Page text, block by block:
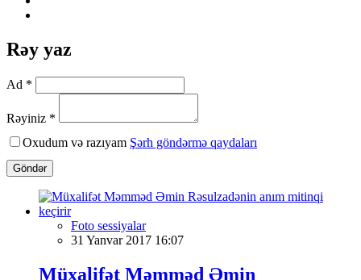
Rəy yaz
Ad *
Rəyiniz *
Oxudum və razıyam Şərh göndərmə qaydaları
Göndər
Foto sessiyalar
31 Yanvar 2017 16:07
Müxalifət Məmməd Əmin